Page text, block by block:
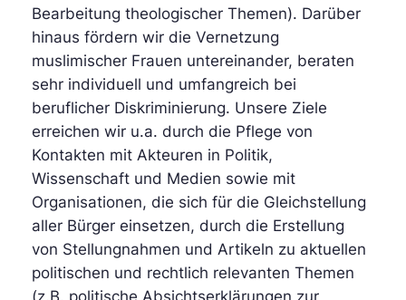
Bearbeitung theologischer Themen). Darüber
hinaus fördern wir die Vernetzung
muslimischer Frauen untereinander, beraten
sehr individuell und umfangreich bei
beruflicher Diskriminierung. Unsere Ziele
erreichen wir u.a. durch die Pflege von
Kontakten mit Akteuren in Politik,
Wissenschaft und Medien sowie mit
Organisationen, die sich für die Gleichstellung
aller Bürger einsetzen, durch die Erstellung
von Stellungnahmen und Artikeln zu aktuellen
politischen und rechtlich relevanten Themen
(z.B. politische Absichtserklärungen zur